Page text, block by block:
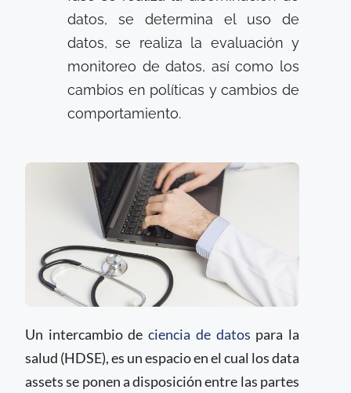
datos, se determina el uso de
datos, se realiza la evaluación y
monitoreo de datos, así como los
cambios en políticas y cambios de
comportamiento.
Un intercambio deciencia de datos para la
salud (HDSE), es un espacio en el cual los data
assets se ponen a disposición entre las partes